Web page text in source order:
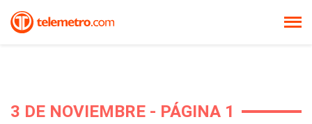
3 DE NOVIEMBRE - PÁGINA 1